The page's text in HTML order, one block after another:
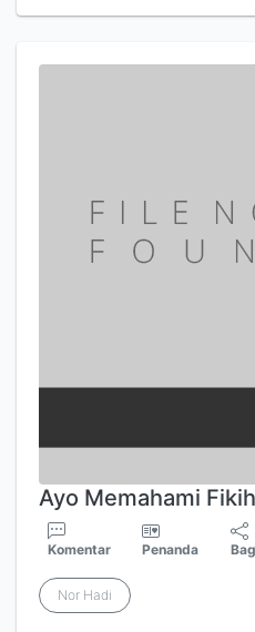
Ayo Memahami
Komentar Penanda
Nor Hadi